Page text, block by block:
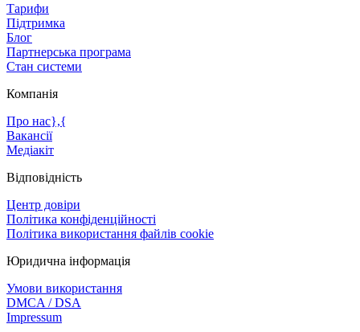
Тарифи
Підтримка
Блог
Партнерська програма
Стан системи
Компанія
Про нас},{
Вакансії
Медіакіт
Відповідність
Центр довіри
Політика конфіденційності
Політика використання файлів cookie
Юридична інформація
Умови використання
DMCA / DSA
Impressum